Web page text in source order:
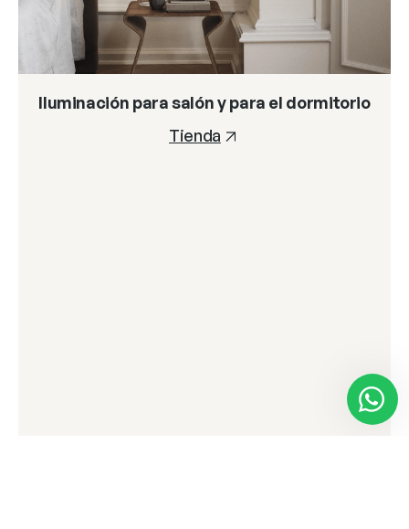
Iluminación para salón y para el dormitorio
Tienda